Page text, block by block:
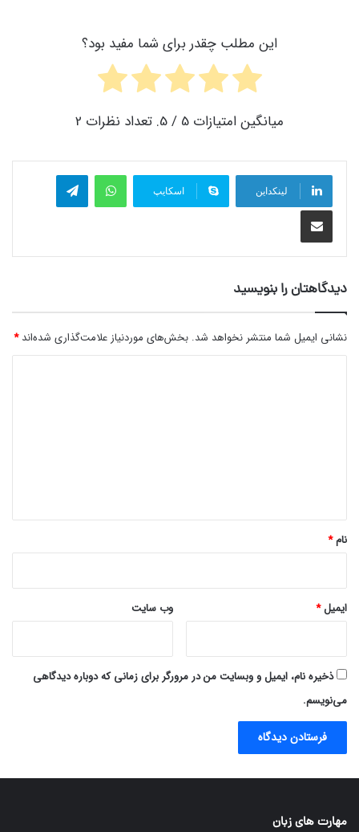
این مطلب چقدر برای شما مفید بود؟
میانگین امتیازات 5 / 5. تعداد نظرات 2
لینکداین اسکایپ
واتس آپ تلگرام
اشتراک گذاری با ایمیل
دیدگاهتان را بنویسید
نشانی ایمیل شما منتشر نخواهد شد. بخش‌های موردنیاز علامت‌گذاری شده‌اند*
نام*
ایمیل* وب‌ سایت
ذخیره نام، ایمیل و وبسایت من در مرورگر برای زمانی که دوباره دیدگاهی
می‌نویسم.
مهارت های زبان